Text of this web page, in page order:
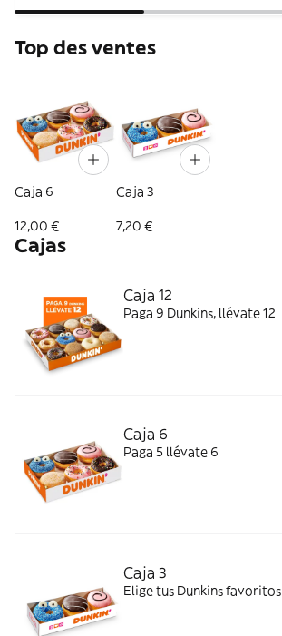
Top des ventes
Caja 6
12,00 €
Caja 3
7,20 €
Cajas
Caja 12
Paga 9 Dunkins, llévate 12
Caja 6
Paga 5 llévate 6
Caja 3
Elige tus Dunkins favoritos